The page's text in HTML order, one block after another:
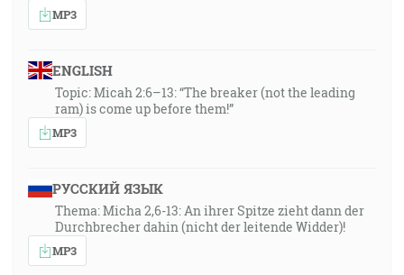
MP3
ENGLISH
Topic: Micah 2:6–13: “The breaker (not the leading
ram) is come up before them!”
MP3
РУССКИЙ ЯЗЫК
Thema: Micha 2,6-13: An ihrer Spitze zieht dann der
Durchbrecher dahin (nicht der leitende Widder)!
MP3